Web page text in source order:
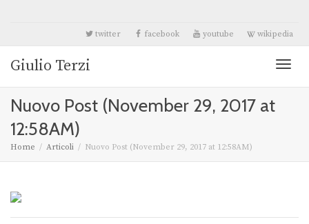
twitter facebook youtube wikipedia
Giulio Terzi
Nuovo Post (November 29, 2017 at
12:58AM)
Home Articoli Nuovo Post (November 29, 2017 at 12:58AM)